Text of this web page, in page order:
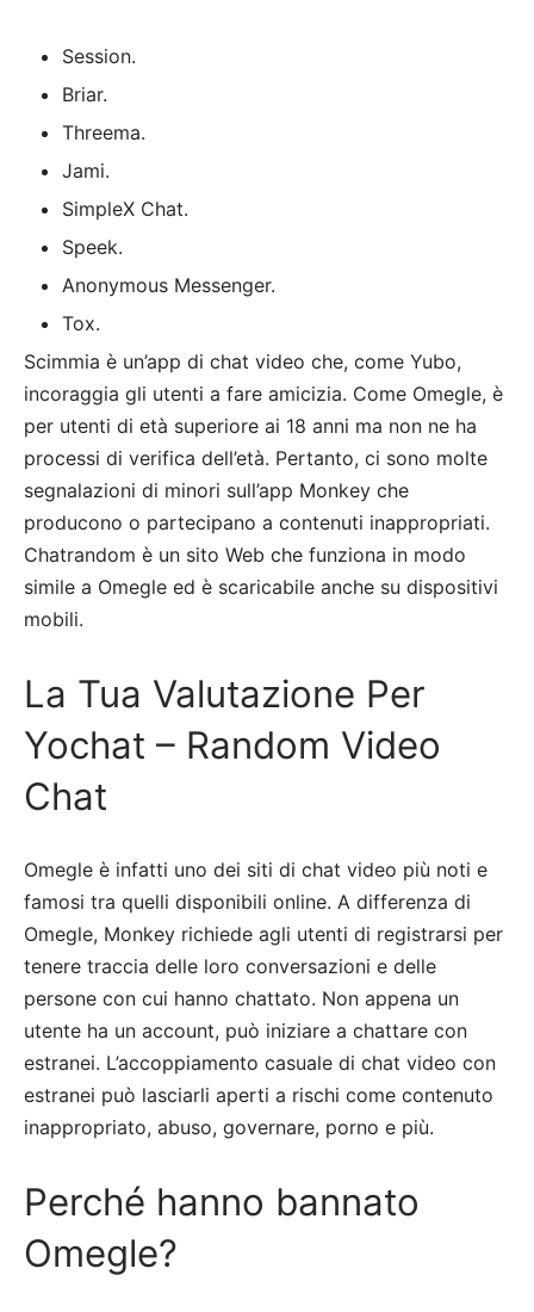
Session.
Briar.
Threema.
Jami.
SimpleX Chat.
Speek.
Anonymous Messenger.
Tox.
Scimmia è un’app di chat video che, come Yubo,
incoraggia gli utenti a fare amicizia. Come Omegle, è
per utenti di età superiore ai 18 anni ma non ne ha
processi di verifica dell’età. Pertanto, ci sono molte
segnalazioni di minori sull’app Monkey che
producono o partecipano a contenuti inappropriati.
Chatrandom è un sito Web che funziona in modo
simile a Omegle ed è scaricabile anche su dispositivi
mobili.
La Tua Valutazione Per
Yochat – Random Video
Chat
Omegle è infatti uno dei siti di chat video più noti e
famosi tra quelli disponibili online. A differenza di
Omegle, Monkey richiede agli utenti di registrarsi per
tenere traccia delle loro conversazioni e delle
persone con cui hanno chattato. Non appena un
utente ha un account, può iniziare a chattare con
estranei. L’accoppiamento casuale di chat video con
estranei può lasciarli aperti a rischi come contenuto
inappropriato, abuso, governare, porno e più.
Perché hanno bannato
Omegle?